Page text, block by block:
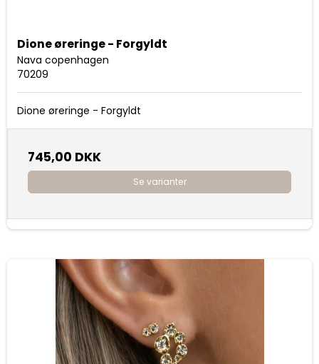
Dione øreringe - Forgyldt
Nava copenhagen
70209
Dione øreringe - Forgyldt
745,00 DKK
Se varianter